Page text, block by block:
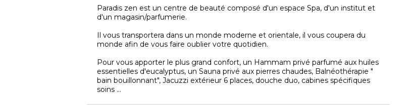
Paradis zen est un centre de beauté composé d'un espace Spa, d'un institut et
d'un magasin/parfumerie.
Il vous transportera dans un monde moderne et orientale, il vous coupera du
monde afin de vous faire oublier votre quotidien.
Pour vous apporter le plus grand confort, un Hammam privé parfumé aux huiles
essentielles d'eucalyptus, un Sauna privé aux pierres chaudes, Balnéothérapie "
bain bouillonnant", Jacuzzi extérieur 6 places, douche duo, cabines spécifiques
soins ...